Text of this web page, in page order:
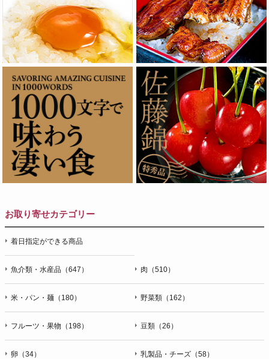
お取り寄せカテゴリー
着日指定ができる商品
魚介類・水産品（647） 肉（510）
米・パン・麺（180） 野菜類（162）
フルーツ・果物（198） 豆類（26）
卵（34） 乳製品・チーズ（58）